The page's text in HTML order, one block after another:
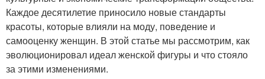
Каждое десятилетие приносило новые стандарты
красоты, которые влияли на моду, поведение и
самооценку женщин. В этой статье мы рассмотрим, как
эволюционировал идеал женской фигуры и что стояло
за этими изменениями.